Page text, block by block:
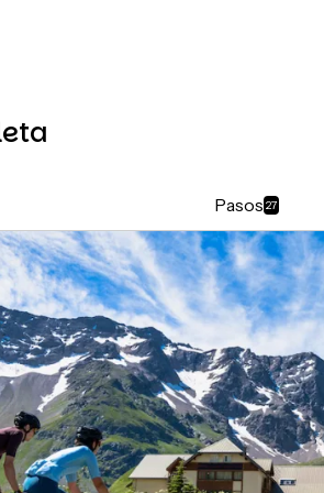
Pasos 27